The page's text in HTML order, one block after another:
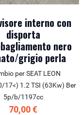
interno con
disporta
nero
grigio perla
per SEAT LEON
17<) 1.2 TSI (63Kw) Ber
5p/b/1197cc
70,00 €